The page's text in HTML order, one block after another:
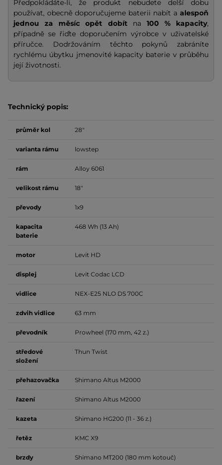
Předpokládáte-li, že produkt nebudete delší dobu
používat, obecně doporučujeme baterii nabít a alespoň
jednou za měsíc opět dobítna 100 % kapacity,
případně se řiďte doporučením výrobce v uživatelské
příručce. Dodržováním těchto pokynů zabráníte
rychlému úbytku jmenovité kapacity baterie v průběhu
její životnosti.
Technický popis:
průměr kol 28"
varianta rámu lowstep
rám Alloy 6061
velikost rámu 18"
převody 1x9
kapacita
baterie
468 Wh (13 Ah)
motor Levit HD
displej Levit Codac LCD
vidlice NEX-E25 NLO DS 700C
zdvih vidlice 63 mm
převodník Prowheel (170 mm, 42 z.)
středové
složení
Thun Twist
přehazovačka Shimano Altus M2000
řazení Shimano Altus M2000
kazeta Shimano HG200 (11 - 36 z.)
řetěz KMC X9
brzdy Shimano MT200 (180 mm kotouč)